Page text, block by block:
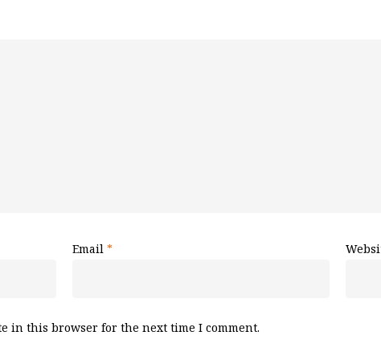
Email *
in this browser for the next time I comment.